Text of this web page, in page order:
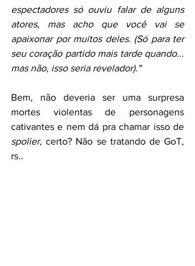
espectadores só ouviu falar de alguns
atores, mas acho que você vai se
apaixonar por muitos deles. (Só para ter
seu coração partido mais tarde quando...
mas não, isso seria revelador)."
Bem, não deveria ser uma surpresa
mortes violentas de personagens
cativantes e nem dá pra chamar isso de
spolier, certo? Não se tratando de GoT,
rs..